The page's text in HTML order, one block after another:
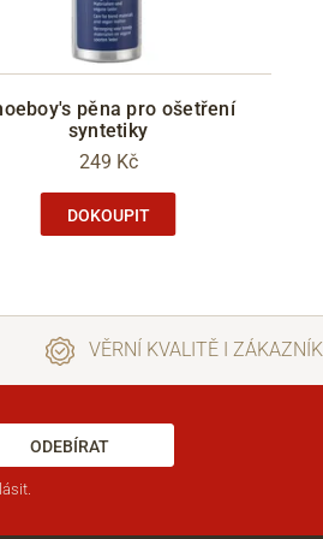
pěna pro ošetření
syntetiky
249 Kč
DOKOUPIT
VĚRNÍ KVALITĚ I
ODEBÍRAT